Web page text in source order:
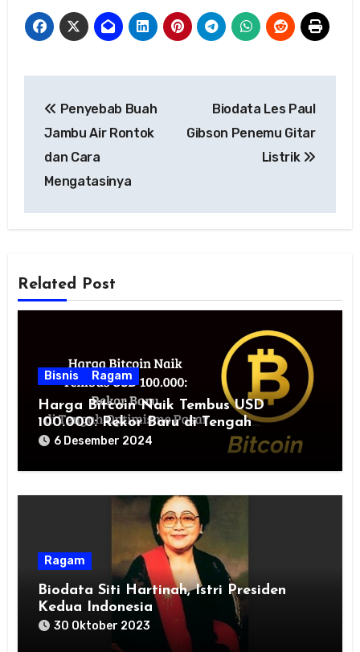
pos
Penyebab Buah
Jambu Air Rontok
dan Cara
Mengatasinya
Biodata Les Paul
Gibson Penemu Gitar
Listrik
Related Post
Bisnis Ragam
Harga Bitcoin Naik Tembus USD
100.000: Rekor Baru di Tengah
Optimisme Pasar
6 Desember 2024
Ragam
Biodata Siti Hartinah, Istri Presiden
Kedua Indonesia
30 Oktober 2023